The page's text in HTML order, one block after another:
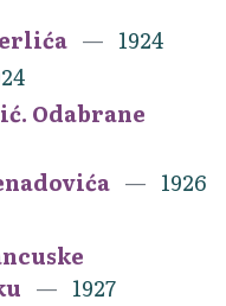
1924
Odabrane
1926
1927